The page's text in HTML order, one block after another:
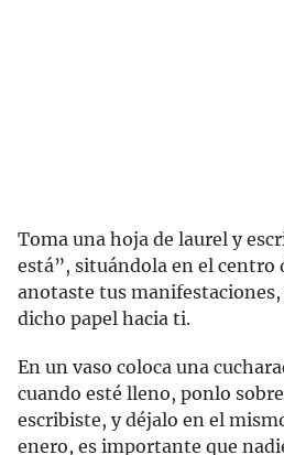
Toma una hoja de laurel y
está”, situándola en el centro
anotaste tus manifestaciones,
dicho papel hacia ti.
En un vaso coloca una
cuando esté lleno, ponlo
escribiste, y déjalo en el
enero, es importante que